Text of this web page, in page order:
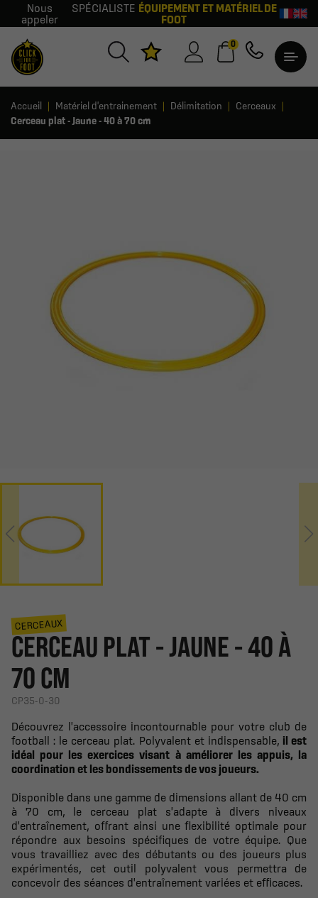
Nous
appeler
SPÉCIALISTE ÉQUIPEMENT ET MATÉRIEL DE
FOOT
0
Accueil Matériel d'entrainement Délimitation
Cerceaux
Cerceau plat - Jaune - 40 à 70 cm
CERCEAUX
CERCEAU PLAT - JAUNE - 40 À
70 CM
CP35-0-30
Découvrez l'accessoire incontournable pour votre club de
football : le cerceau plat. Polyvalent et indispensable, il est
idéal pour les exercices visant à améliorer les appuis, la
coordination et les bondissements de vos joueurs.
Disponible dans une gamme de dimensions allant de 40 cm
à 70 cm, le cerceau plat s'adapte à divers niveaux
d'entraînement, offrant ainsi une flexibilité optimale pour
répondre aux besoins spécifiques de votre équipe. Que
vous travailliez avec des débutants ou des joueurs plus
expérimentés, cet outil polyvalent vous permettra de
concevoir des séances d'entraînement variées et efficaces.